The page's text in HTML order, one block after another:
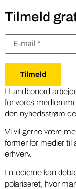
Tilmeld
I Landbonord
for vores
den nyhedsstrøm
Vi vil gerne være
former for medier til
erhverv.
I medierne kan
polariseret, hvor